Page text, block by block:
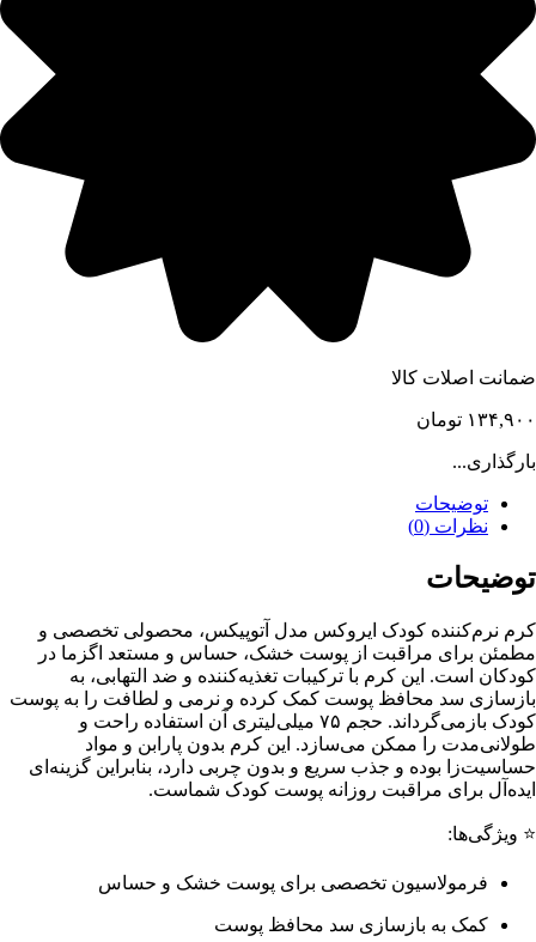
ضمانت اصلات کالا
۱۳۴,۹۰۰ تومان
بارگذاری...
توضیحات
نظرات (0)
توضیحات
کرم نرم‌کننده کودک ایروکس مدل آتوپیکس، محصولی تخصصی و
مطمئن برای مراقبت از پوست خشک، حساس و مستعد اگزما در
کودکان است. این کرم با ترکیبات تغذیه‌کننده و ضد التهابی، به
بازسازی سد محافظ پوست کمک کرده و نرمی و لطافت را به پوست
کودک بازمی‌گرداند. حجم ۷۵ میلی‌لیتری آن استفاده راحت و
طولانی‌مدت را ممکن می‌سازد. این کرم بدون پارابن و مواد
حساسیت‌زا بوده و جذب سریع و بدون چربی دارد، بنابراین گزینه‌ای
ایده‌آل برای مراقبت روزانه پوست کودک شماست.
⭐ ویژگی‌ها:
فرمولاسیون تخصصی برای پوست خشک و حساس
کمک به بازسازی سد محافظ پوست